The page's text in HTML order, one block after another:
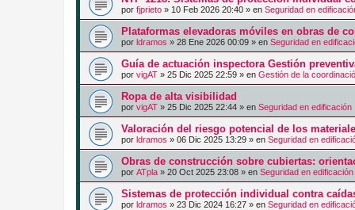
por fjprieto » 10 Feb 2026 20:40 » en Seguridad en
Plataformas elevadoras móviles en obras de
por ldramos » 28 Ene 2026 00:09 » en Seguridad en
Guía de actuación inspectora Gestión
por vigAT » 25 Dic 2025 22:59 » en Gestión de la
Ropa de alta visibilidad
por vigAT » 25 Dic 2025 22:44 » en Seguridad en edificación
Valoración del riesgo potencial de los
por ldramos » 06 Dic 2025 13:29 » en Seguridad en
Obras de construcción sobre cubiertas:
por ATpla » 20 Oct 2025 23:08 » en Seguridad en edificación
Sistemas de protección individual contra
por ldramos » 23 Dic 2024 16:27 » en Seguridad en